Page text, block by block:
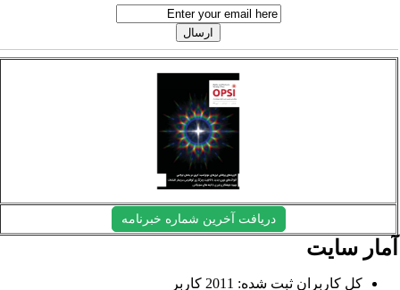
دریافت آخرین شماره خبرنامه
سایت
کل کاربران ثبت شده: 2011 کاربر